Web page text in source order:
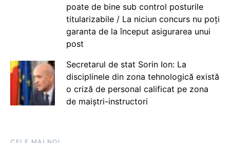
poate de bine sub control posturile
titularizabile / La niciun concurs nu poți
garanta de la început asigurarea unui
post
Secretarul de stat Sorin Ion: La
disciplinele din zona tehnologică există
o criză de personal calificat pe zona
de maiștri-instructori